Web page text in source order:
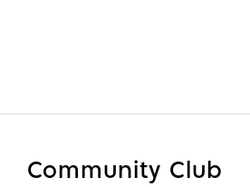
Community Club